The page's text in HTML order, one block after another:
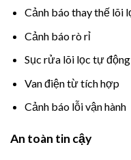
Cảnh báo thay thế lõi
Cảnh báo rò rỉ
Sục rửa lõi lọc tự động
Van điện từ tích hợp
Cảnh báo lỗi vận hành
An toàn tin cậy